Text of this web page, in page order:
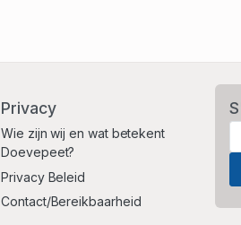
Privacy
Wie zijn wij en wat betekent
Doevepeet?
Privacy Beleid
Contact/Bereikbaarheid